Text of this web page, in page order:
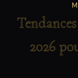
2026